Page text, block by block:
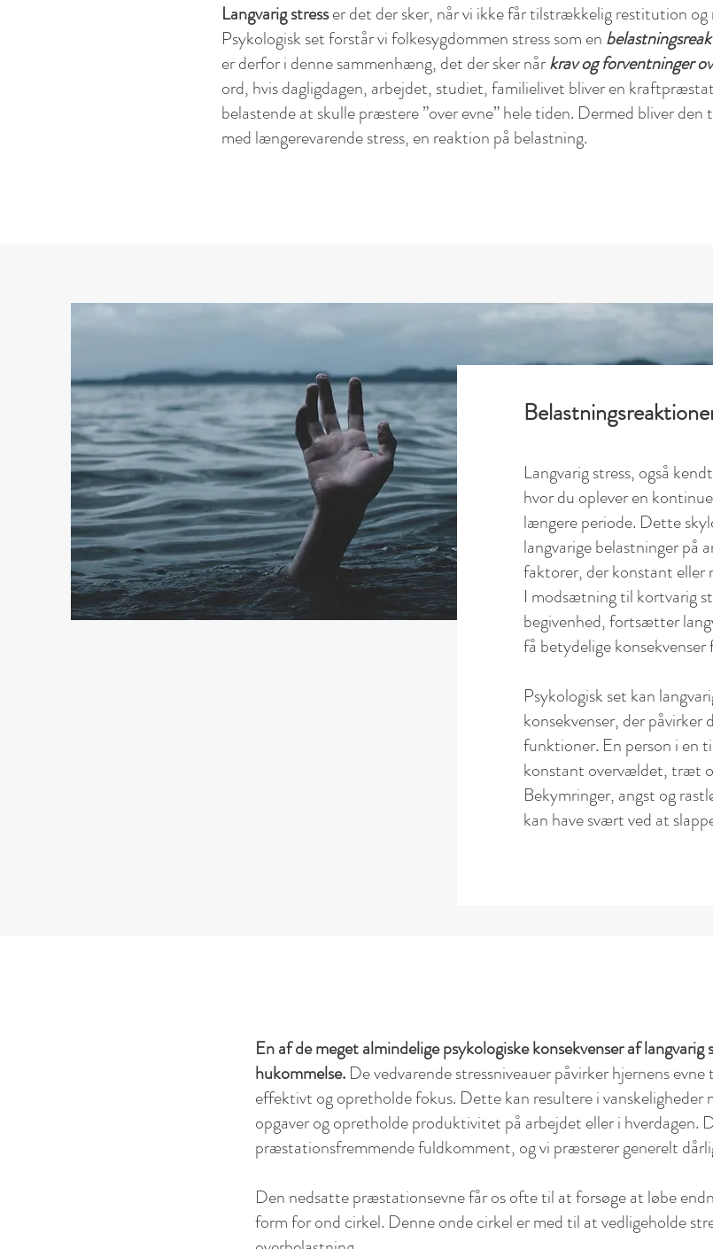
Langvarig stresser det der sker, når vi ikke får tilstrækkelig restitution
Psykologisk set forstår vi folkesygdommen stress som en
er derfor i denne sammenhæng, det der sker nårkrav og forventninger
ord, hvis dagligdagen, arbejdet, studiet, familielivet bliver en
belastende at skulle præstere ”over evne” hele tiden. Dermed bliver
med længerevarende stress, en reaktion på belastning.
Langvarig stress, også
hvordu oplever en
længere periode. Dette
langvarige belastninger på
faktorer, der konstant eller
I modsætning til kortvarig
begivenhed, fortsætter
få betydelige
Psykologisk set kan
konsekvenser, der
funktioner. En person i en
konstant overvældet, træt
Bekymringer, angst og
kan have svært ved at
En af de meget almindelige psykologiske konsekvenser af
hukommelse. De vedvarende stressniveauer påvirker hjernens
effektivt og opretholde fokus. Dette kan resultere i vanskeligheder
opgaver og opretholde produktivitet på arbejdet eller i hverdagen.
præstationsfremmende fuldkomment, og vi præsterer generelt
Den nedsatte præstationsevne får os ofte til at forsøge at løbe
form for ond cirkel. Denne onde cirkel er med til at vedligeholde